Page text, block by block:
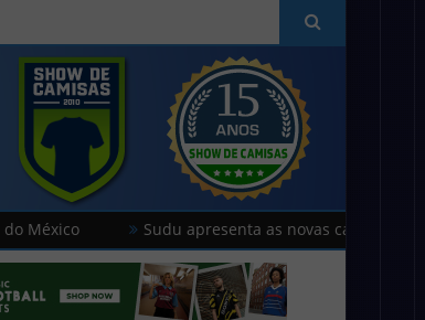
Sudu apresenta as novas camisas do País de